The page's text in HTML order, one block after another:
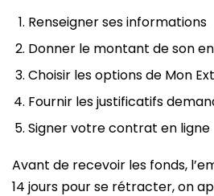
Renseigner ses informations
Donner le montant de son
Choisir les options de Mon
Fournir les justificatifs
Signer votre contrat en ligne
Avant de recevoir les fonds,
14 jours pour se rétracter, on